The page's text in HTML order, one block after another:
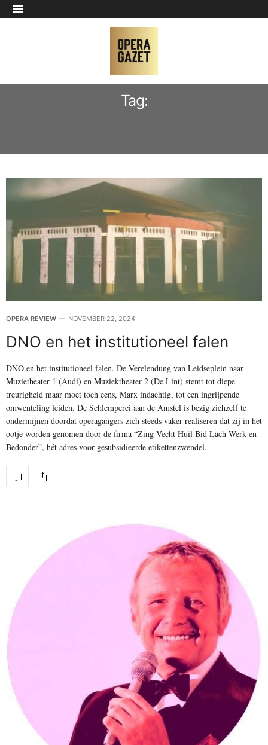
Tag:
OPERA REVIEW NOVEMBER 22, 2024
DNO en het institutioneel falen
DNO en het institutioneel falen. De Verelendung van Leidseplein naar
Muzietheater 1 (Audi) en Muziektheater 2 (De Lint) stemt tot diepe
treurigheid maar moet toch eens, Marx indachtig, tot een ingrijpende
omwenteling leiden. De Schlemperei aan de Amstel is bezig zichzelf te
ondermijnen doordat operagangers zich steeds vaker realiseren dat zij in het
ootje worden genomen door de firma “Zing Vecht Huil Bid Lach Werk en
Bedonder”, hét adres voor gesubsidieerde etikettenzwendel.